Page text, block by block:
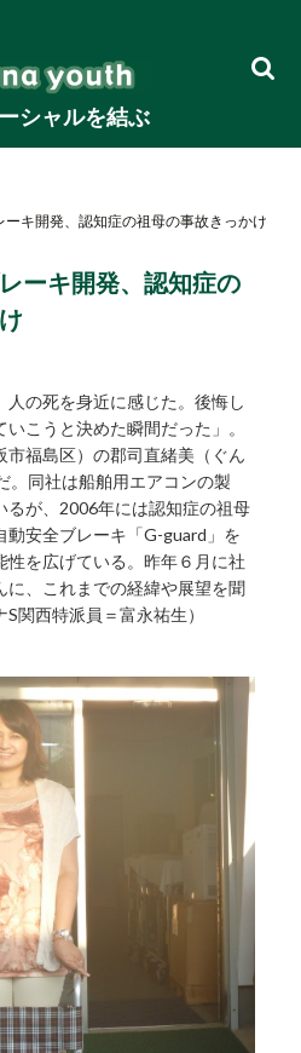
シャルを結ぶ
キ開発、認知症の祖母の事故きっかけ
ーキ開発、認知症の
人の死を身近に感じた。後悔し
こうと決めた瞬間だった」。
市福島区）の郡司直緒美（ぐん
。同社は船舶用エアコンの製
るが、2006年には認知症の祖母
動安全ブレーキ「G-guard」を
性を広げている。昨年６月に社
に、これまでの経緯や展望を聞
関西特派員＝富永祐生）